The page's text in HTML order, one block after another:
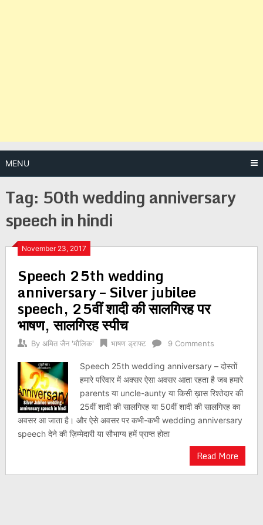
MENU
Tag: 50th wedding anniversary
speech in hindi
November 23, 2017
Speech 25th wedding
anniversary – Silver jubilee
speech, 25वीं शादी की सालगिरह पर
भाषण, सालगिरह स्पीच
By अमित जैन 'मौलिक' भाषण ड्राफ्ट 9 Comments
Speech 25th wedding anniversary – दोस्तों
हमारे परिवार में अक्सर ऐसा अवसर आता रहता है जब हमारे
parents या uncle-aunty या किसी ख़ास रिश्तेदार की
25वीं शादी की सालगिरह या 50वीं शादी की सालगिरह का
अवसर आ जाता है। और ऐसे अवसर पर कभी-कभी wedding anniversary
speech देने की ज़िम्मेदारी या सौभाग्य हमें प्राप्त होता
Read More
Posts
navigation